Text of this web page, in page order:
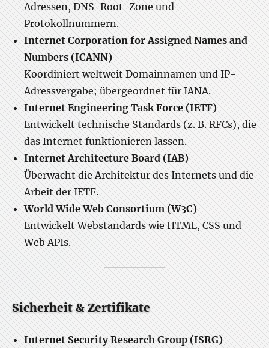
Adressen, DNS-Root-Zone und
Protokollnummern.
Internet Corporation for Assigned Names and
Numbers (ICANN)
Koordiniert weltweit Domainnamen und IP-
Adressvergabe; übergeordnet für IANA.
Internet Engineering Task Force (IETF)
Entwickelt technische Standards (z. B. RFCs), die
das Internet funktionieren lassen.
Internet Architecture Board (IAB)
Überwacht die Architektur des Internets und die
Arbeit der IETF.
World Wide Web Consortium (W3C)
Entwickelt Webstandards wie HTML, CSS und
Web APIs.
Sicherheit & Zertifikate
Internet Security Research Group (ISRG)